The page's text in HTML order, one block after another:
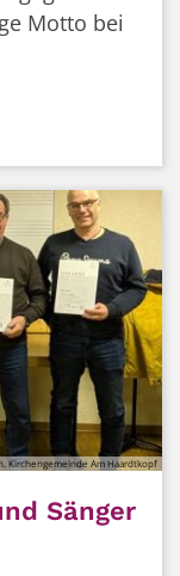
Motto bei
Kirchengemeinde Am Haardtkopf
Sänger